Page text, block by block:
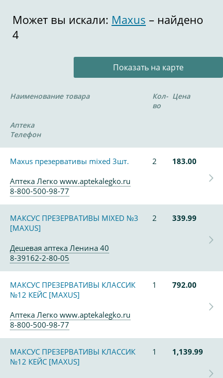
Может вы искали: Maxus – найдено
4
Показать на карте
Наименование товара
Кол-
во
Цена
Аптека
Телефон
Maxus презервативы mixed 3шт. 2
183.00
Аптека Легко www.aptekalegko.ru
8-800-500-98-77
МАКСУС ПРЕЗЕРВАТИВЫ MIXED №3
[MAXUS]
2 339.99
Дешевая аптека Ленина 40
8-39162-2-80-05
МАКСУС ПРЕЗЕРВАТИВЫ КЛАССИК
№12 КЕЙС [MAXUS]
1 792.00
Аптека Легко www.aptekalegko.ru
8-800-500-98-77
МАКСУС ПРЕЗЕРВАТИВЫ КЛАССИК
№12 КЕЙС [MAXUS]
1 1,139.99